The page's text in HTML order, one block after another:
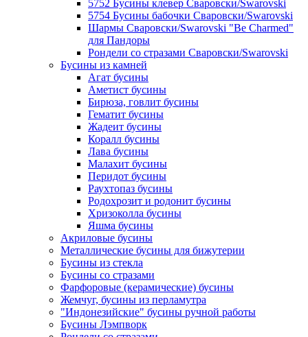
5752 Бусины клевер Сваровски/Swarovski
5754 Бусины бабочки Сваровски/Swarovski
Шармы Сваровски/Swarovski "Be Charmed"
для Пандоры
Рондели со стразами Сваровски/Swarovski
Бусины из камней
Агат бусины
Аметист бусины
Бирюза, говлит бусины
Гематит бусины
Жадеит бусины
Коралл бусины
Лава бусины
Малахит бусины
Перидот бусины
Раухтопаз бусины
Родохрозит и родонит бусины
Хризоколла бусины
Яшма бусины
Акриловые бусины
Металлические бусины для бижутерии
Бусины из стекла
Бусины со стразами
Фарфоровые (керамические) бусины
Жемчуг, бусины из перламутра
"Индонезийские" бусины ручной работы
Бусины Лэмпворк